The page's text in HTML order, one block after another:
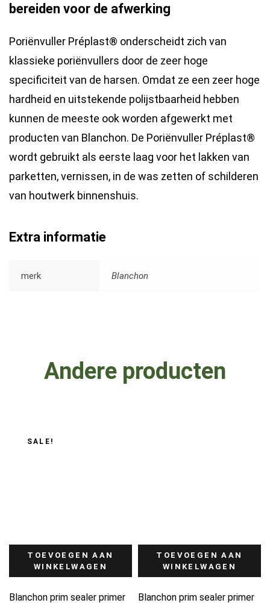
bereiden voor de afwerking
Poriënvuller Préplast® onderscheidt zich van
klassieke poriënvullers door de zeer hoge
specificiteit van de harsen. Omdat ze een zeer hoge
hardheid en uitstekende polijstbaarheid hebben
kunnen de meeste ook worden afgewerkt met
producten van Blanchon. De Poriënvuller Préplast®
wordt gebruikt als eerste laag voor het lakken van
parketten, vernissen, in de was zetten of schilderen
van houtwerk binnenshuis.
Extra informatie
merk Blanchon
Andere producten
SALE!
TOEVOEGEN AAN
WINKELWAGEN
Blanchon prim sealer primer
TOEVOEGEN AAN
WINKELWAGEN
Blanchon prim sealer primer